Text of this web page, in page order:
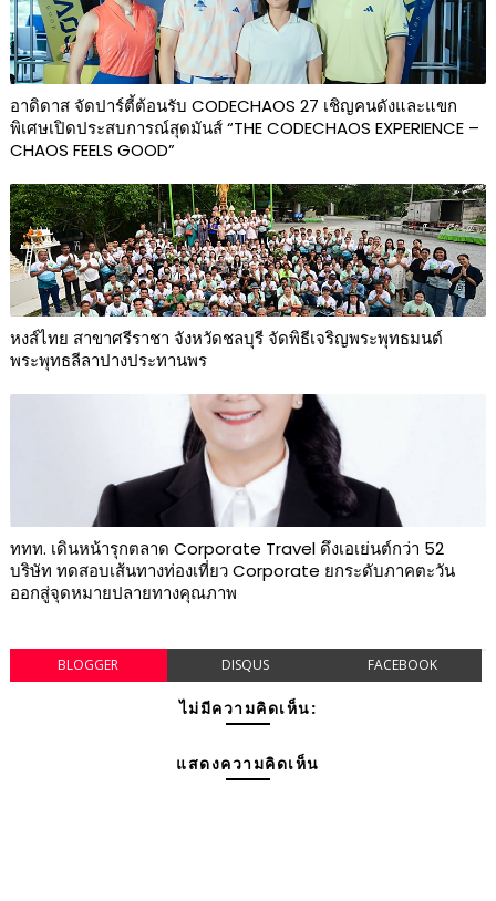
อาดิดาส จัดปาร์ตี้ต้อนรับ CODECHAOS 27 เชิญคนดังและแขก
พิเศษเปิดประสบการณ์สุดมันส์ “THE CODECHAOS EXPERIENCE –
CHAOS FEELS GOOD”
หงส์ไทย สาขาศรีราชา จังหวัดชลบุรี จัดพิธีเจริญพระพุทธมนต์
พระพุทธลีลาปางประทานพร
ททท. เดินหน้ารุกตลาด Corporate Travel ดึงเอเย่นต์กว่า 52
บริษัท ทดสอบเส้นทางท่องเที่ยว Corporate ยกระดับภาคตะวัน
ออกสู่จุดหมายปลายทางคุณภาพ
BLOGGER DISQUS FACEBOOK
ไม่มีความคิดเห็น:
แสดงความคิดเห็น